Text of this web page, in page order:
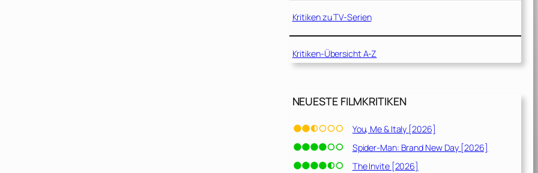
Kritiken zu TV-Serien
Kritiken-Übersicht A-Z
NEUESTE FILMKRITIKEN
You, Me & Italy [2026]
Spider-Man: Brand New Day [2026]
The Invite [2026]